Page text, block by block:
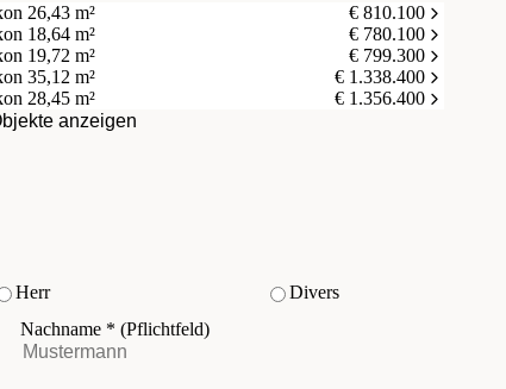
26,43 m²
€ 810.100
18,64 m²
€ 780.100
19,72 m²
€ 799.300
35,12 m²
€ 1.338.400
28,45 m²
€ 1.356.400
anzeigen
Herr
Divers
Nachname * (Pflichtfeld)